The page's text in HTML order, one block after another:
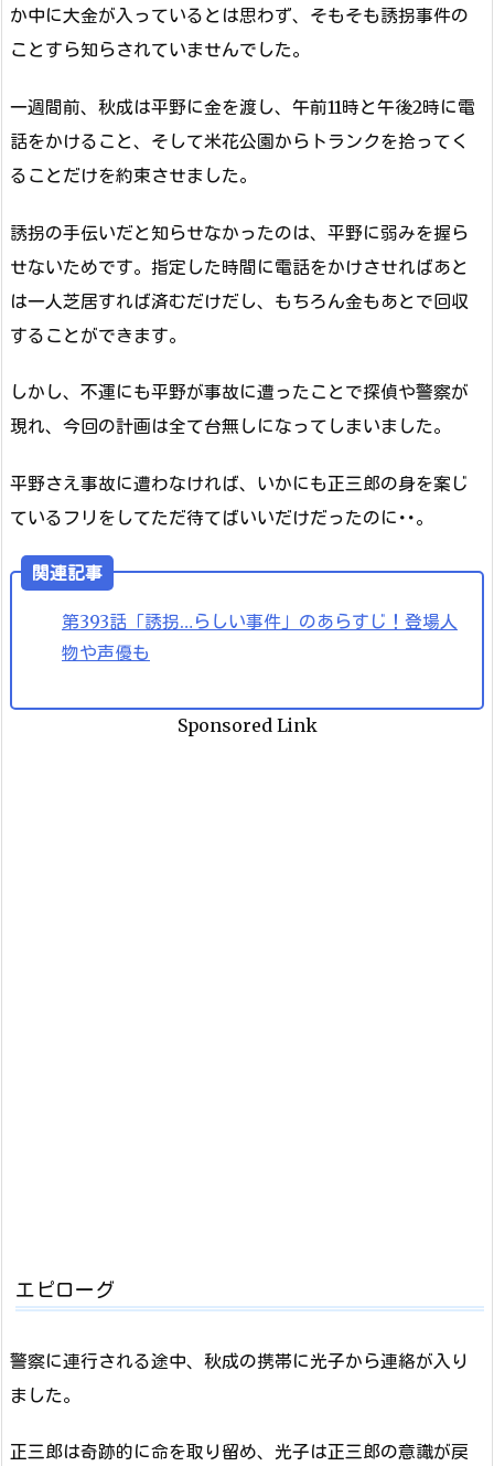
か中に大金が入っているとは思わず、そもそも誘拐事件の
ことすら知らされていませんでした。
一週間前、秋成は平野に金を渡し、午前11時と午後2時に電
話をかけること、そして米花公園からトランクを拾ってく
ることだけを約束させました。
誘拐の手伝いだと知らせなかったのは、平野に弱みを握ら
せないためです。指定した時間に電話をかけさせればあと
は一人芝居すれば済むだけだし、もちろん金もあとで回収
することができます。
しかし、不運にも平野が事故に遭ったことで探偵や警察が
現れ、今回の計画は全て台無しになってしまいました。
平野さえ事故に遭わなければ、いかにも正三郎の身を案じ
ているフリをしてただ待てばいいだけだったのに･･。
関連記事
第393話「誘拐…らしい事件」のあらすじ！登場人
物や声優も
Sponsored Link
エピローグ
警察に連行される途中、秋成の携帯に光子から連絡が入り
ました。
正三郎は奇跡的に命を取り留め、光子は正三郎の意識が戻